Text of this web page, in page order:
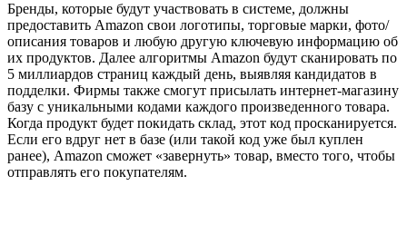
Бренды, которые будут участвовать в системе, должны
предоставить Amazon свои логотипы, торговые марки, фото/
описания товаров и любую другую ключевую информацию об
их продуктов. Далее алгоритмы Amazon будут сканировать по
5 миллиардов страниц каждый день, выявляя кандидатов в
подделки. Фирмы также смогут присылать интернет-магазину
базу с уникальными кодами каждого произведенного товара.
Когда продукт будет покидать склад, этот код просканируется.
Если его вдруг нет в базе (или такой код уже был куплен
ранее), Amazon сможет «завернуть» товар, вместо того, чтобы
отправлять его покупателям.